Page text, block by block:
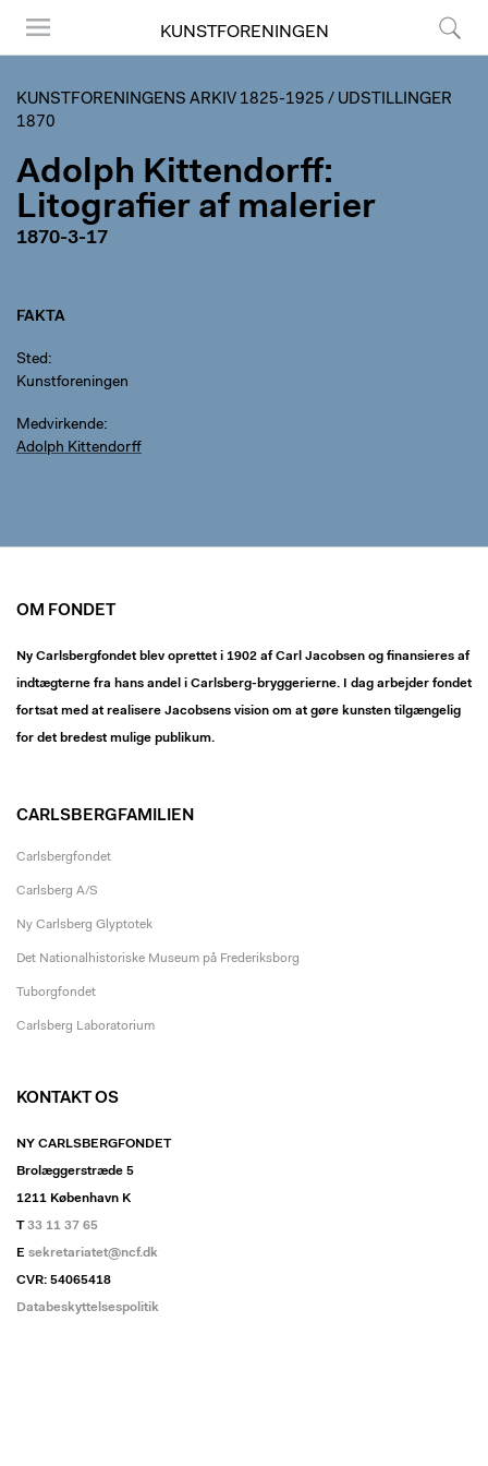
KUNSTFORENINGEN
KUNSTFORENINGENS ARKIV 1825-1925 / UDSTILLINGER
1870
Adolph Kittendorff:
Litografier af malerier
1870-3-17
FAKTA
Sted
Kunstforeningen
Medvirkende
Adolph Kittendorff
OM FONDET
Ny Carlsbergfondet blev oprettet i 1902 af Carl Jacobsen og finansieres af
indtægterne fra hans andel i Carlsberg-bryggerierne. I dag arbejder fondet
fortsat med at realisere Jacobsens vision om at gøre kunsten tilgængelig
for det bredest mulige publikum.
CARLSBERGFAMILIEN
Carlsbergfondet
Carlsberg A/S
Ny Carlsberg Glyptotek
Det Nationalhistoriske Museum på Frederiksborg
Tuborgfondet
Carlsberg Laboratorium
KONTAKT OS
NY CARLSBERGFONDET
Brolæggerstræde 5
1211 København K
T33 11 37 65
E sekretariatet@ncf.dk
CVR: 54065418
Databeskyttelsespolitik